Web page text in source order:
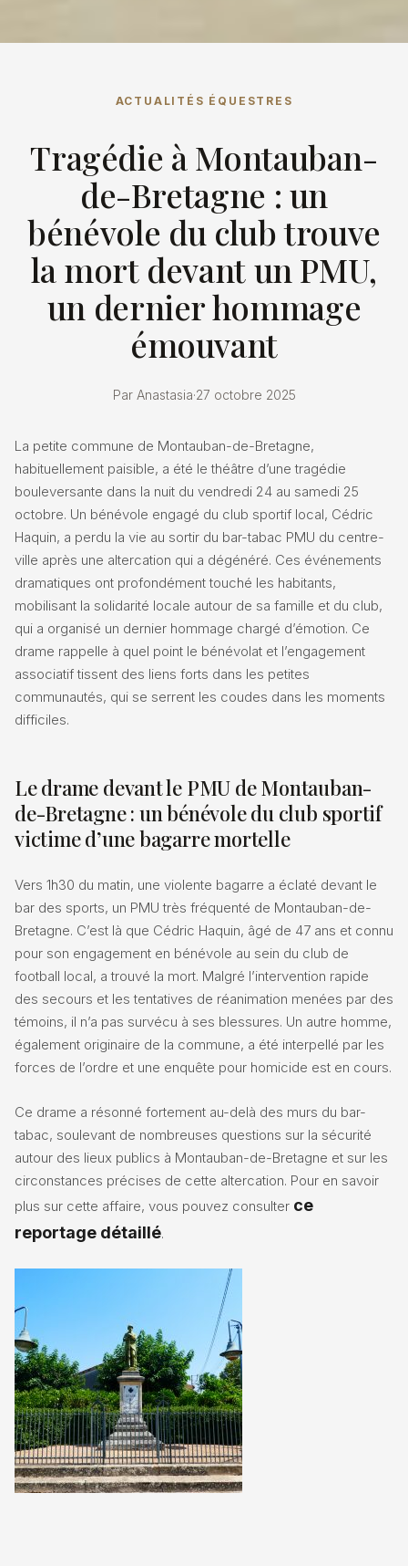
ACTUALITÉS ÉQUESTRES
Tragédie à Montauban-
de-Bretagne : un
bénévole du club trouve
la mort devant un PMU,
un dernier hommage
émouvant
Par Anastasia·27 octobre 2025
La petite commune de Montauban-de-Bretagne,
habituellement paisible, a été le théâtre d’une tragédie
bouleversante dans la nuit du vendredi 24 au samedi 25
octobre. Un bénévole engagé du club sportif local, Cédric
Haquin, a perdu la vie au sortir du bar-tabac PMU du centre-
ville après une altercation qui a dégénéré. Ces événements
dramatiques ont profondément touché les habitants,
mobilisant la solidarité locale autour de sa famille et du club,
qui a organisé un dernier hommage chargé d’émotion. Ce
drame rappelle à quel point le bénévolat et l’engagement
associatif tissent des liens forts dans les petites
communautés, qui se serrent les coudes dans les moments
difficiles.
Le drame devant le PMU de Montauban-
de-Bretagne : un bénévole du club sportif
victime d’une bagarre mortelle
Vers 1h30 du matin, une violente bagarre a éclaté devant le
bar des sports, un PMU très fréquenté de Montauban-de-
Bretagne. C’est là que Cédric Haquin, âgé de 47 ans et connu
pour son engagement en bénévole au sein du club de
football local, a trouvé la mort. Malgré l’intervention rapide
des secours et les tentatives de réanimation menées par des
témoins, il n’a pas survécu à ses blessures. Un autre homme,
également originaire de la commune, a été interpellé par les
forces de l’ordre et une enquête pour homicide est en cours.
Ce drame a résonné fortement au-delà des murs du bar-
tabac, soulevant de nombreuses questions sur la sécurité
autour des lieux publics à Montauban-de-Bretagne et sur les
circonstances précises de cette altercation. Pour en savoir
plus sur cette affaire, vous pouvez consulter ce
reportage détaillé.